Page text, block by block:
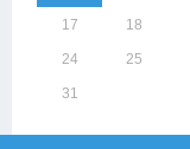
17 18
24 25
31